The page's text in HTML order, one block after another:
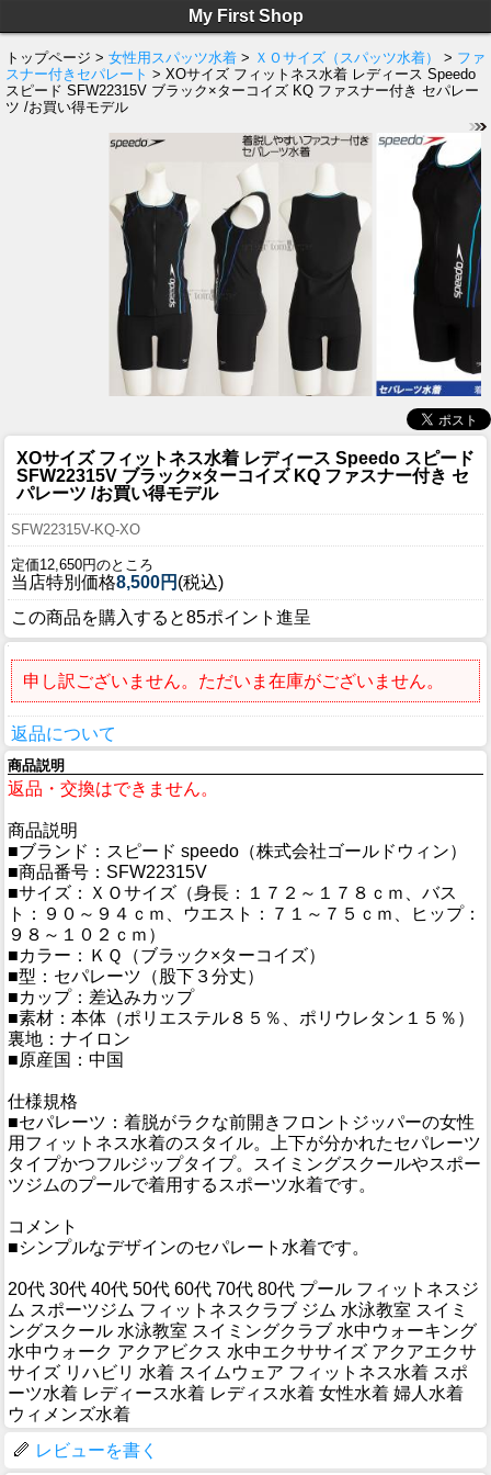
My First Shop
トップページ > 女性用スパッツ水着 > ＸＯサイズ（スパッツ水着） > ファ
スナー付きセパレート > XOサイズ フィットネス水着 レディース Speedo
スピード SFW22315V ブラック×ターコイズ KQ ファスナー付き セパレー
ツ /お買い得モデル
XOサイズ フィットネス水着 レディース Speedo スピード
SFW22315V ブラック×ターコイズ KQ ファスナー付き セ
パレーツ /お買い得モデル
SFW22315V-KQ-XO
定価12,650円のところ
当店特別価格8,500円 (税込)
この商品を購入すると85ポイント進呈
申し訳ございません。ただいま在庫がございません。
返品について
商品説明
返品・交換はできません。
商品説明
■ブランド：スピード speedo（株式会社ゴールドウィン）
■商品番号：SFW22315V
■サイズ：ＸＯサイズ（身長：１７２～１７８ｃｍ、バス
ト：９０～９４ｃｍ、ウエスト：７１～７５ｃｍ、ヒップ：
９８～１０２ｃｍ）
■カラー：ＫＱ（ブラック×ターコイズ）
■型：セパレーツ（股下３分丈）
■カップ：差込みカップ
■素材：本体（ポリエステル８５％、ポリウレタン１５％）
裏地：ナイロン
■原産国：中国
仕様規格
■セパレーツ：着脱がラクな前開きフロントジッパーの女性
用フィットネス水着のスタイル。上下が分かれたセパレーツ
タイプかつフルジップタイプ。スイミングスクールやスポー
ツジムのプールで着用するスポーツ水着です。
コメント
■シンプルなデザインのセパレート水着です。
20代 30代 40代 50代 60代 70代 80代 プール フィットネスジ
ム スポーツジム フィットネスクラブ ジム 水泳教室 スイミ
ングスクール 水泳教室 スイミングクラブ 水中ウォーキング
水中ウォーク アクアビクス 水中エクササイズ アクアエクサ
サイズ リハビリ 水着 スイムウェア フィットネス水着 スポ
ーツ水着 レディース水着 レディス水着 女性水着 婦人水着
ウィメンズ水着
レビューを書く